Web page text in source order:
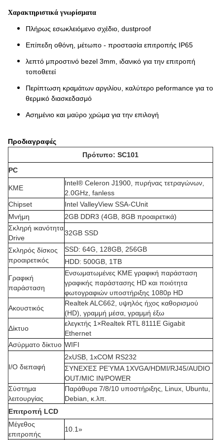
Χαρακτηριστικά γνωρίσματα
Πλήρως εσωκλειόμενο σχέδιο, dustproof
Επίπεδη οθόνη, μέτωπο - προστασία επιτροπής IP65
λεπτό μπροστινό bezel 3mm, ιδανικό για την επιτροπή
τοποθετεί
Περίπτωση κραμάτων αργιλίου, καλύτερο peformance για το
θερμικό διασκεδασμό
Ασημένιο και μαύρο χρώμα για την επιλογή
Προδιαγραφές
Πρότυπο: SC101
PC
ΚΜΕ
Intel® Celeron J1900, πυρήνας τετραγώνων,
2.0GHz, fanless
Chipset
Intel ValleyView SSA-CUnit
Μνήμη
2GB DDR3 (4GB, 8GB προαιρετικά)
Σκληρή ικανότητα
Drive
32GB SSD
Σκληρός δίσκος
προαιρετικός
SSD: 64G, 128GB, 256GB
HDD: 500GB, 1TB
Γραφική
παράσταση
Ενσωματωμένες ΚΜΕ γραφική παράσταση
γραφικής παράστασης HD και ποιότητα
φωτογραφιών υποστήριξης 1080p HD
Ακουστικός
Realtek ALC662, υψηλός ήχος καθορισμού
(HD), γραμμή μέσα, γραμμή έξω
Δίκτυο
ελεγκτής 1×Realtek RTL 8111E Gigabit
Ethernet
Ασύρματο δίκτυο WIFI
I/O διεπαφή
2xUSB, 1xCOM RS232
ΣΥΝΕΧΈΣ ΡΕΎΜΑ 1XVGA/HDMI/RJ45/AUDIO
OUT/MIC IN/POWER
Σύστημα
λειτουργίας
Παράθυρα 7/8/10 υποστήριξης, Linux, Ubuntu,
Debian, κ.λπ.
Επιτροπή LCD
Μέγεθος
επιτροπής
10.1»